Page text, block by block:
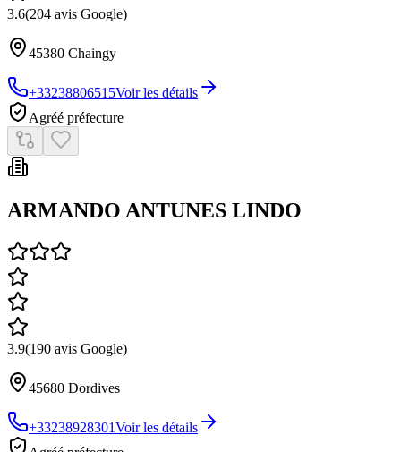
3.6(204 avis Google)
45380 Chaingy
+33238806515Voir les détails
Agréé préfecture
ARMANDO ANTUNES LINDO
3.9(190 avis Google)
45680 Dordives
+33238928301Voir les détails